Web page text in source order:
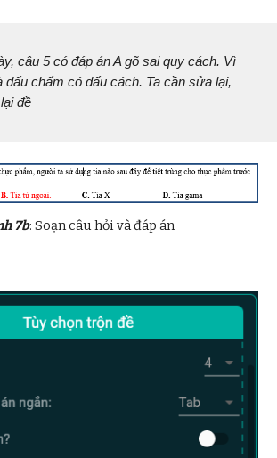
câu 5 có đáp án A gõ sai quy cách. Vì
dấu chấm có dấu cách. Ta cần sửa lại,
đề
7b: Soạn câu hỏi và đáp án